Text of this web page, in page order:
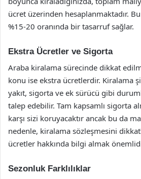
ücret üzerinden hesaplanmaktadır.
%15-20 oranında bir tasarruf sağlar.
Ekstra Ücretler ve Sigorta
Araba kiralama sürecinde dikkat
konu ise ekstra ücretlerdir. Kiralama
yakıt, sigorta ve ek sürücü gibi
talep edebilir. Tam kapsamlı sigorta
karşı sizi koruyacaktır ancak bu da
nedenle, kiralama sözleşmesini
ücretler hakkında bilgi almak
Sezonluk Farklılıklar